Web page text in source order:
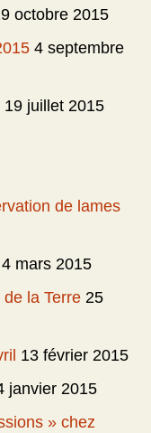
octobre 2015
4 septembre
19 juillet 2015
de lames
4 mars 2015
la Terre 25
13 février 2015
janvier 2015
» chez